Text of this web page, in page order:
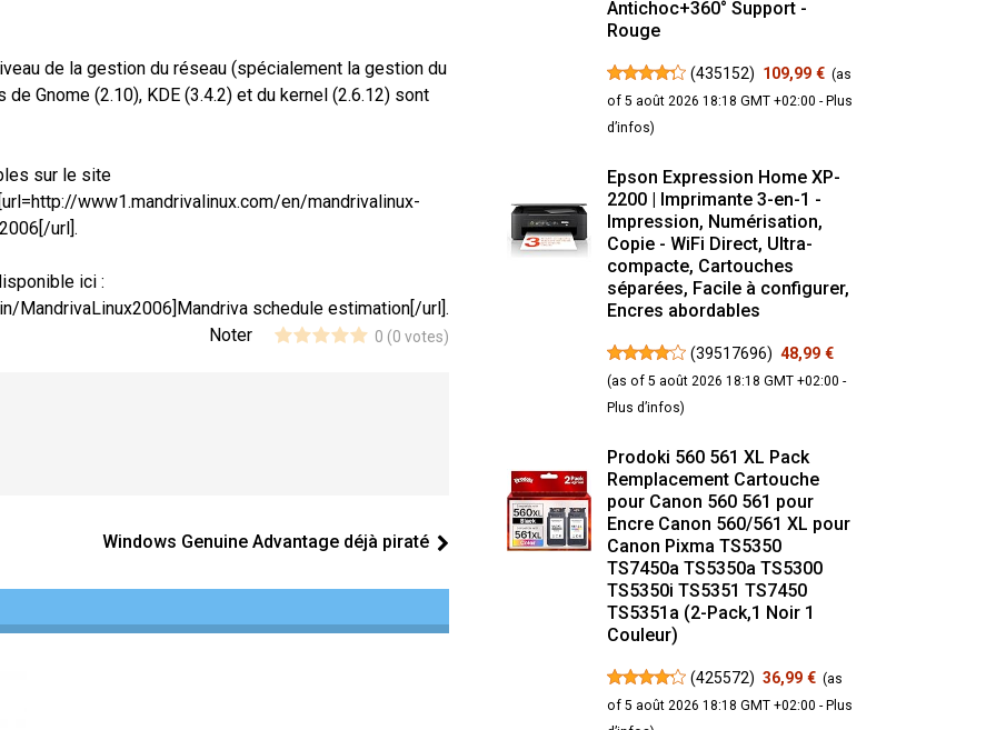
de la gestion du réseau (spécialement la gestion du
Gnome (2.10), KDE (3.4.2) et du kernel (2.6.12) sont
sur le site
www1.mandrivalinux.com/en/mandrivalinux-
url].
ici :
schedule estimation[/url].
Noter
0 (0 votes)
Windows Genuine Advantage déjà piraté
Mandriva Flash ou le Linux USB
Antichoc+360° Support -
Rouge
(435152) 109,99 € (as
of 5 août 2026 18:18 GMT +02:00 -Plus
d’infos)
Epson Expression Home XP-
2200 | Imprimante 3-en-1 -
Impression, Numérisation,
Copie - WiFi Direct, Ultra-
compacte, Cartouches
séparées, Facile à configurer,
Encres abordables
(39517696) 48,99 €
(as of 5 août 2026 18:18 GMT +02:00 -
Plus d’infos)
Prodoki 560 561 XL Pack
Remplacement Cartouche
pour Canon 560 561 pour
Encre Canon 560/561 XL pour
Canon Pixma TS5350
TS7450a TS5350a TS5300
TS5350i TS5351 TS7450
TS5351a (2-Pack,1 Noir 1
Couleur)
(425572) 36,99 € (as
of 5 août 2026 18:18 GMT +02:00 -Plus